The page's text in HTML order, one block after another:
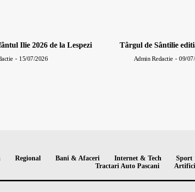
Ilie 2026 de la Lespezi
- 15/07/2026
Târgul de Sântilie
Admin Redactie - 09/
Regional Bani & Afaceri Internet & Tech Sport
Tractari Auto Pascani